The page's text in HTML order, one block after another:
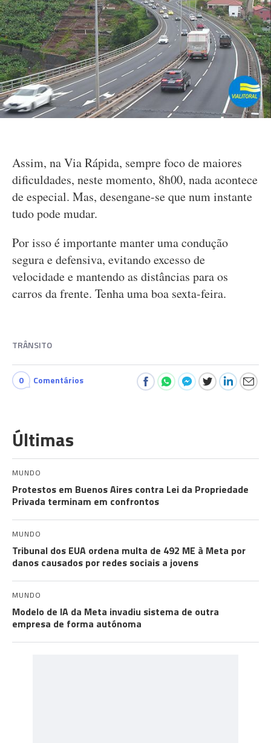
Assim, na Via Rápida, sempre foco de maiores
dificuldades, neste momento, 8h00, nada acontece
de especial. Mas, desengane-se que num instante
tudo pode mudar.
Por isso é importante manter uma condução
segura e defensiva, evitando excesso de
velocidade e mantendo as distâncias para os
carros da frente. Tenha uma boa sexta-feira.
TRÂNSITO
0 Comentários
Últimas
MUNDO
Protestos em Buenos Aires contra Lei da Propriedade
Privada terminam em confrontos
MUNDO
Tribunal dos EUA ordena multa de 492 ME à Meta por
danos causados por redes sociais a jovens
MUNDO
Modelo de IA da Meta invadiu sistema de outra
empresa de forma autónoma